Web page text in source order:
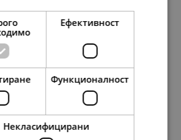
177.98 лв. 91.00 €
117.35 лв. 60.00 €
357.92 лв. 183.00 €
271.86 лв. 139.00 €
48. лв. 29. лв.
15.00
Ефективност
Функционалност
Некласифицирани